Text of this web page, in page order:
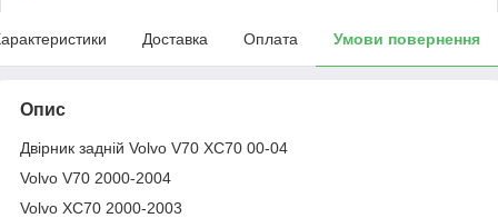
Доставка Оплата Умови повернення
Опис
Двірник задній Volvo V70 XC70 00-04
Volvo V70 2000-2004
Volvo XC70 2000-2003